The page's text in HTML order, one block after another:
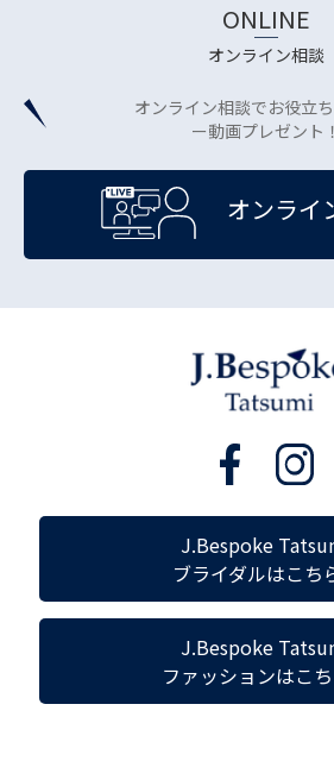
ONLINE
オンライン相談
オンライン相談でお役立
ー動画プレゼント！
オンライ
J.Bespoke
ブライダルはこち
J.Bespoke
ファッションはこち